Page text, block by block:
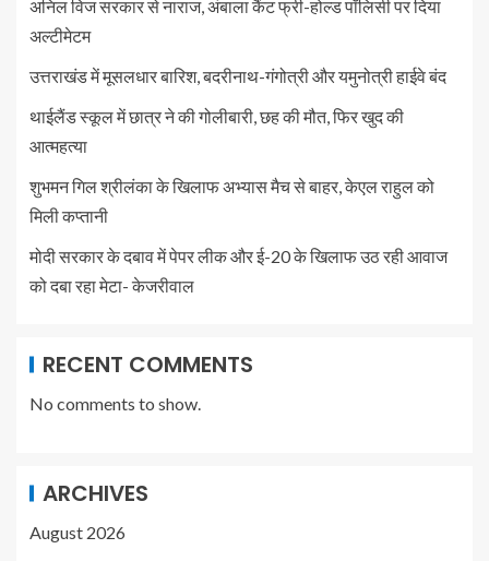
अनिल विज सरकार से नाराज, अंबाला कैंट फ्री-होल्ड पॉलिसी पर दिया
अल्टीमेटम
उत्तराखंड में मूसलधार बारिश, बदरीनाथ-गंगोत्री और यमुनोत्री हाईवे बंद
थाईलैंड स्कूल में छात्र ने की गोलीबारी, छह की मौत, फिर खुद की
आत्महत्या
शुभमन गिल श्रीलंका के खिलाफ अभ्यास मैच से बाहर, केएल राहुल को
मिली कप्तानी
मोदी सरकार के दबाव में पेपर लीक और ई-20 के खिलाफ उठ रही आवाज
को दबा रहा मेटा- केजरीवाल
RECENT COMMENTS
No comments to show.
ARCHIVES
August 2026